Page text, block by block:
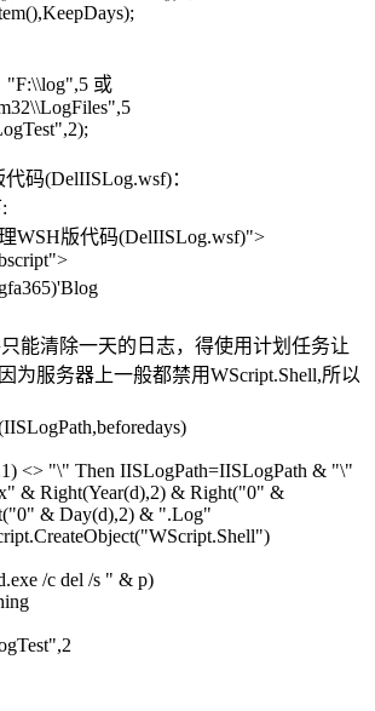
"F:\\log",5 或
码(DelIISLog.wsf)：
WSH版代码(DelIISLog.wsf)">
能清除一天的日志，得使用计划任务让
为服务器上一般都禁用WScript.Shell,所以
<> "\" Then IISLogPath=IISLogPath & "\"
& Right(Year(d),2) & Right("0" &
& Day(d),2) & ".Log"
/c del /s " & p)